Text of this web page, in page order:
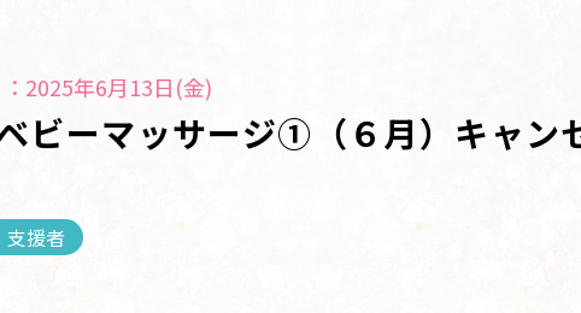
2025年6月13日(金)
ビーマッサージ①（６月）キャン
支援者